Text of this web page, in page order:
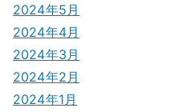
2024年5月
2024年4月
2024年3月
2024年2月
2024年1月